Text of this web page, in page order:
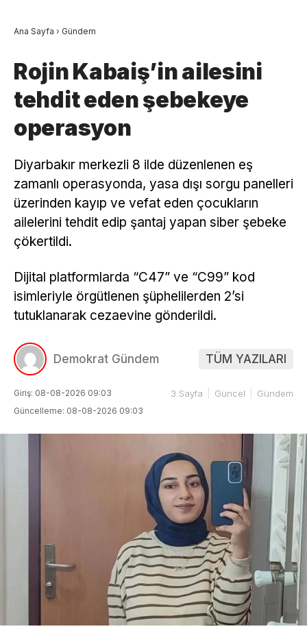
Ana Sayfa › Gündem
Rojin Kabaiş’in ailesini
tehdit eden şebekeye
operasyon
Diyarbakır merkezli 8 ilde düzenlenen eş
zamanlı operasyonda, yasa dışı sorgu panelleri
üzerinden kayıp ve vefat eden çocukların
ailelerini tehdit edip şantaj yapan siber şebeke
çökertildi.
Dijital platformlarda “C47” ve “C99” kod
isimleriyle örgütlenen şüphelilerden 2’si
tutuklanarak cezaevine gönderildi.
Demokrat Gündem TÜM YAZILARI
Giriş: 08-08-2026 09:03
Güncelleme: 08-08-2026 09:03
3.Sayfa Güncel Gündem